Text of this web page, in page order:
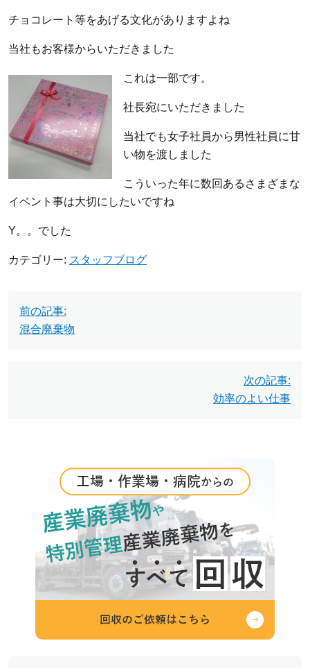
チョコレート等をあげる文化がありますよね
当社もお客様からいただきました
これは一部です。
社長宛にいただきました
当社でも女子社員から男性社員に甘
い物を渡しました
こういった年に数回あるさまざまな
イベント事は大切にしたいですね
Y。。でした
カテゴリー: スタッフブログ
投
稿
前の記事:
混合廃棄物
次の記事:
効率のよい仕事